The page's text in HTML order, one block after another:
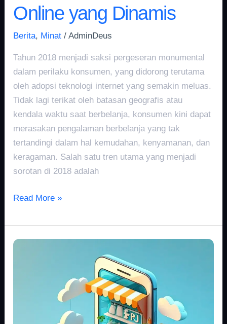
Online yang Dinamis
Berita, Minat /AdminDeus
Tahun 2018 menjadi saksi pergeseran monumental
dalam perilaku konsumen, yang didorong terutama
oleh adopsi teknologi internet yang semakin meluas.
Tidak lagi terikat oleh batasan geografis atau
kendala waktu saat berbelanja, konsumen kini dapat
merasakan pengalaman berbelanja yang tak
tertandingi dalam hal kemudahan, kenyamanan, dan
keragaman. Salah satu tren utama yang menjadi
sorotan di 2018 adalah
Read More »
Navigasi